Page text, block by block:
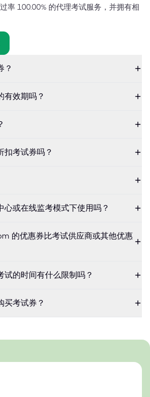
率 100.00% 的代理考试服务，并拥有相
？
有效期吗？
扣考试券吗？
心或在线监考模式下使用吗？
的优惠券比考试供应商或其他优惠
试的时间有什么限制吗？
买考试券？